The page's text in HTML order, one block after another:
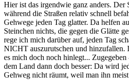
Hier ist das irgendwie ganz anders. Der
während die Straßen relativ schnell
Gehwege jeden Tag glatter. Da helfen
Steinchen nichts, die gegen die Glätte
rege ich mich darüber auf, jeden Tag
NICHT auszurutschen und hinzufallen.
es mich doch noch hinlegt...
dem Land dann doch besser: Da wird
Gehweg nicht räumt, weil man ihn